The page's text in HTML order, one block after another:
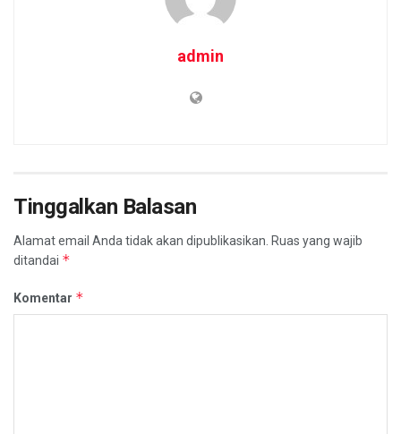
admin
Tinggalkan Balasan
Alamat email Anda tidak akan dipublikasikan. Ruas yang wajib
ditandai *
Komentar *